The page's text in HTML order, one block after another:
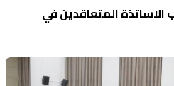
الاساتذة المتعاقدين في